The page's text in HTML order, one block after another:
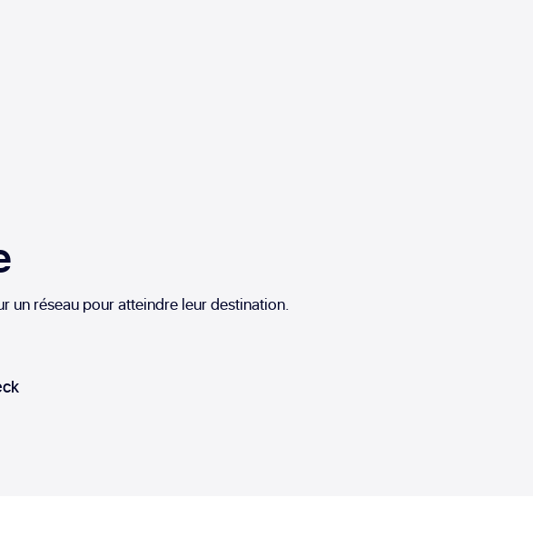
un réseau pour atteindre leur destination.